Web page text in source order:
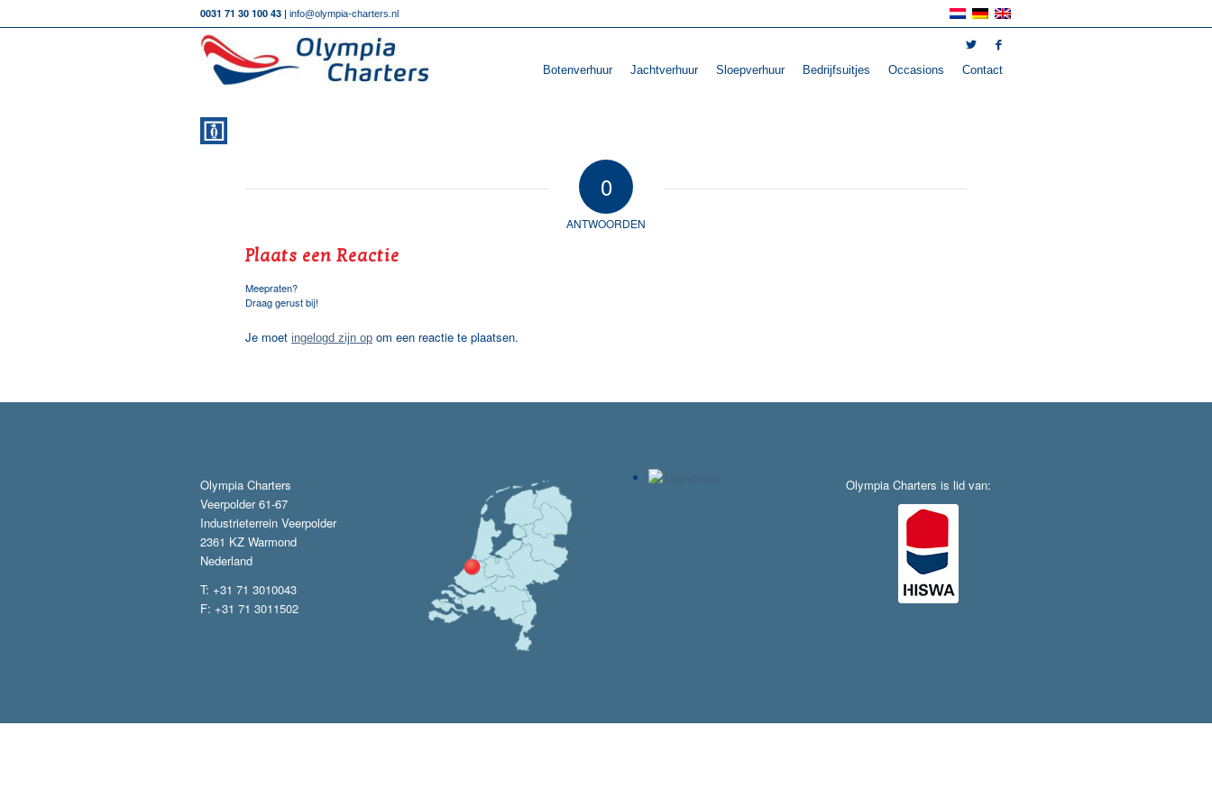
0031 71 30 100 43 | info@olympia-charters.nl
Botenverhuur Jachtverhuur Sloepverhuur Bedrijfsuitjes Occasions Contact
0
ANTWOORDEN
Plaats een Reactie
Meepraten?
Draag gerust bij!
Je moet ingelogd zijn op om een reactie te plaatsen.
Olympia Charters
Veerpolder 61-67
Industrieterrein Veerpolder
2361 KZ Warmond
Nederland
T: +31 71 3010043
F: +31 71 3011502
Olympia Charters is lid van: